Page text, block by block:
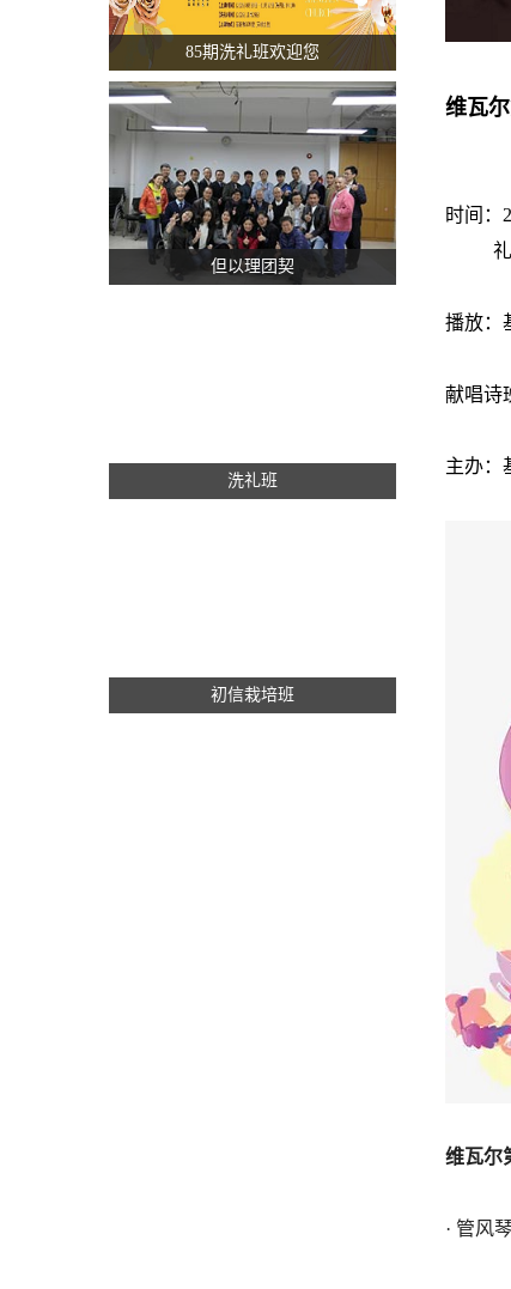
85期洗礼班欢迎您
但以理团契
洗礼班
初信栽培班
维瓦
时间：
礼拜
播放：
献唱诗
主办：
维瓦尔
· 管风